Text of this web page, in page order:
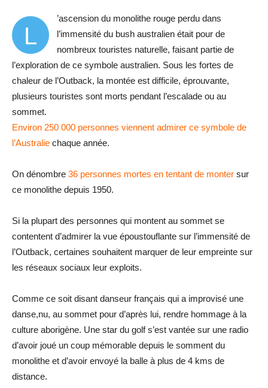
L
’ascension du monolithe rouge perdu dans
l’immensité du bush australien était pour de
nombreux touristes naturelle, faisant partie de
l’exploration de ce symbole australien. Sous les fortes de
chaleur de l’Outback, la montée est difficile, éprouvante,
plusieurs touristes sont morts pendant l’escalade ou au
sommet.
Environ 250 000 personnes viennent admirer ce symbole de
l’Australie chaque année.
On dénombre 36 personnes mortes en tentant de monter sur
ce monolithe depuis 1950.
Si la plupart des personnes qui montent au sommet se
contentent d’admirer la vue époustouflante sur l’immensité de
l’Outback, certaines souhaitent marquer de leur empreinte sur
les réseaux sociaux leur exploits.
Comme ce soit disant danseur français qui a improvisé une
danse,nu, au sommet pour d’après lui, rendre hommage à la
culture aborigène. Une star du golf s’est vantée sur une radio
d’avoir joué un coup mémorable depuis le somment du
monolithe et d’avoir envoyé la balle à plus de 4 kms de
distance.